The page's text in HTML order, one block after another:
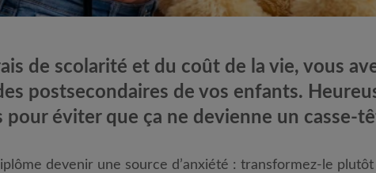
de scolarité et du coût de la vie, vous
postsecondaires de vos enfants.
éviter que ça ne devienne un casse-
devenir une source d’anxiété : transformez-le